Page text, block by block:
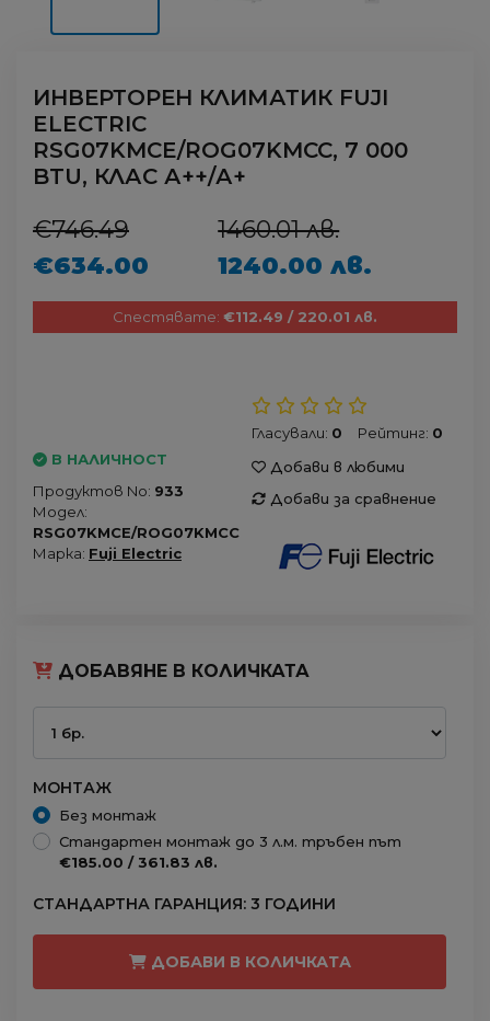
ИНВЕРТОРЕН КЛИМАТИК FUJI
ELECTRIC
RSG07KMCE/ROG07KMCC, 7 000
BTU, КЛАС А++/А+
€746.49
€634.00
1460.01 лв.
1240.00 лв.
Спестявате: €112.49 / 220.01 лв.
В НАЛИЧНОСТ
Продуктов No: 933
Модел:
RSG07KMCE/ROG07KMCC
Марка: Fuji Electric
Гласували: 0 Рейтинг: 0
Добави в любими
Добави за сравнение
ДОБАВЯНЕ В КОЛИЧКАТА
МОНТАЖ
Без монтаж
Стандартен монтаж до 3 л.м. тръбен път
€185.00 / 361.83 лв.
СТАНДАРТНА ГАРАНЦИЯ: 3 ГОДИНИ
ДОБАВИ В КОЛИЧКАТА